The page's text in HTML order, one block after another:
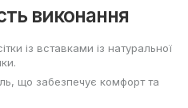
виконання
із вставками із натуральної
що забезпечує комфорт та